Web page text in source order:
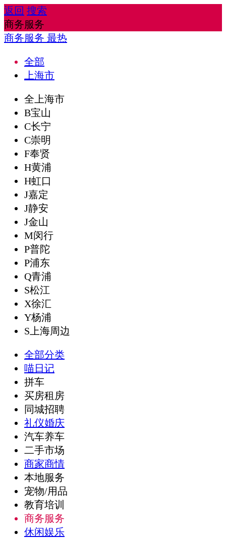
返回 搜索
商务服务
商务服务 最热
全部
上海市
全上海市
B宝山
C长宁
C崇明
F奉贤
H黄浦
H虹口
J嘉定
J静安
J金山
M闵行
P普陀
P浦东
Q青浦
S松江
X徐汇
Y杨浦
S上海周边
全部分类
喵日记
拼车
买房租房
同城招聘
礼仪婚庆
汽车养车
二手市场
商家商情
本地服务
宠物/用品
教育培训
商务服务
休闲娱乐